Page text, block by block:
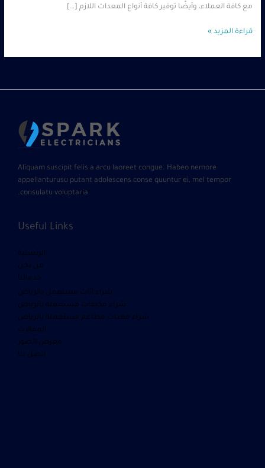
مع كافة العملاء، وأيضًا توفير كافة أنواع المعدات اللازم […]
قراءة المزيد »
Aliquam suscipit felis a arcu laoreet congue. Habeo nemore
appellanturusu putant adolescens conse quuntur ei, mel tempor
consulatu voluptaria.
Useful Links
الرئيسية
من نحن
خدماتنا
شراء أثاث مستعمل بالرياض
شراء مكيفات مستعمله بالرياض
شراء معدات مطاعم مستعملة بالرياض
المقالات
معرض الصور
اتصل بنا